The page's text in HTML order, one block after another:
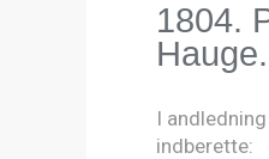
1804.
I
indberette: